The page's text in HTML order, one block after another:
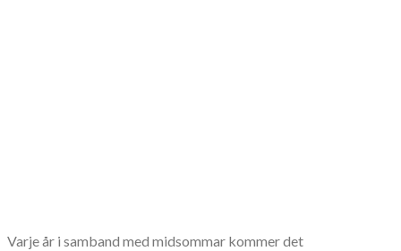
Varje år i samband med midsommar kommer det